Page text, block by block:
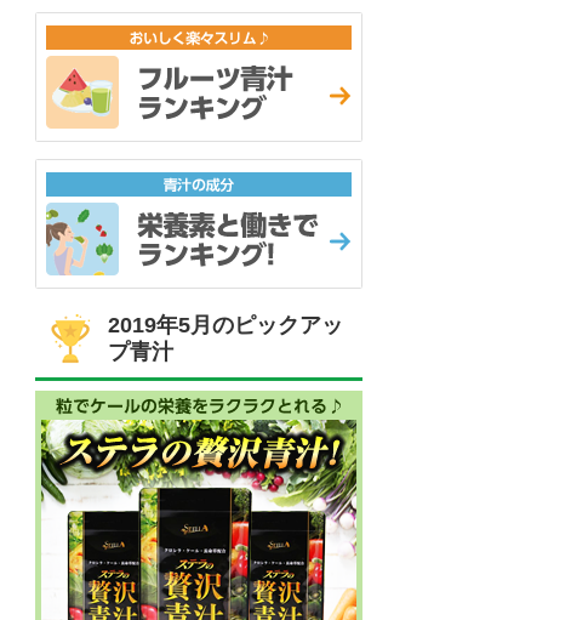
2019年5月のピックアッ
プ青汁